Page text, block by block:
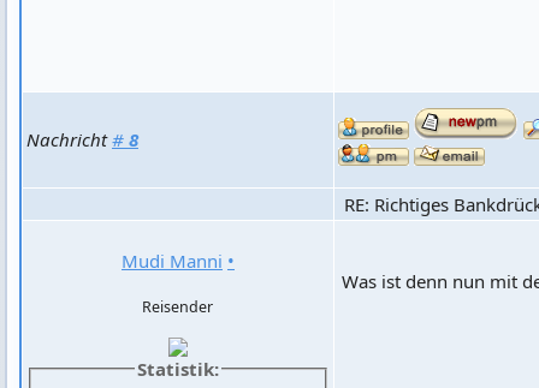
Nachricht# 8
RE: Richtiges
Mudi Manni •
Reisender
Statistik:
Was ist denn nun mit